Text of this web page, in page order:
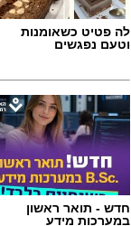
מרב סבן
בדיוק בנקודה הזו
לה פטיט כשאומנות
וטעם נפגשים
חדש - תואר ראשון
במערכות מידע